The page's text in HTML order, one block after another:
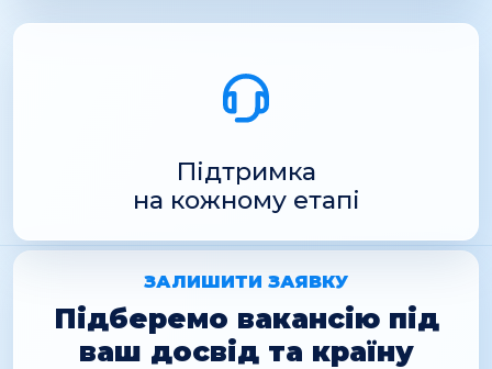
Підтримка
на кожному етапі
ЗАЛИШИТИ ЗАЯВКУ
Підберемо вакансію під
ваш досвід та країну